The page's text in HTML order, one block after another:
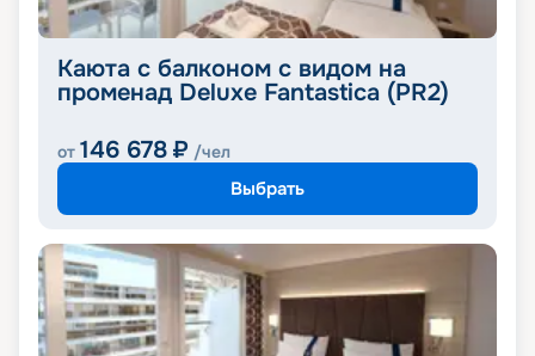
Каюта с балконом с видом на
променад Deluxe Fantastica (PR2)
от 146 678 ₽ /чел
Выбрать